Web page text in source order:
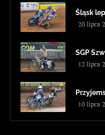
Śląsk
20 lipca
SGP
12 lipca
10 lipca